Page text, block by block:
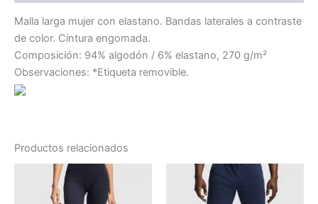
Malla larga mujer con elastano. Bandas laterales a contraste
de color. Cintura engomada.
Composición: 94% algodón / 6% elastano, 270 g/m²
Observaciones: *Etiqueta removible.
Productos relacionados
Rango
precios:
Este
producto
Rango
precios:
Este
producto